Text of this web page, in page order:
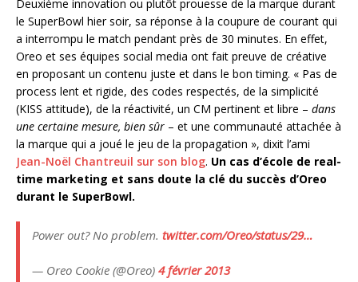
Deuxième innovation ou plutôt prouesse de la marque durant
le SuperBowl hier soir, sa réponse à la coupure de courant qui
a interrompu le match pendant près de 30 minutes. En effet,
Oreo et ses équipes social media ont fait preuve de créative
en proposant un contenu juste et dans le bon timing. « Pas de
process lent et rigide, des codes respectés, de la simplicité
(KISS attitude), de la réactivité, un CM pertinent et libre – dans
une certaine mesure, bien sûr – et une communauté attachée à
la marque qui a joué le jeu de la propagation », dixit l’ami
Jean-Noël Chantreuil sur son blog. Un cas d’école de real-
time marketing et sans doute la clé du succès d’Oreo
durant le SuperBowl.
Power out? No problem. twitter.com/Oreo/status/29…
— Oreo Cookie (@Oreo) 4 février 2013